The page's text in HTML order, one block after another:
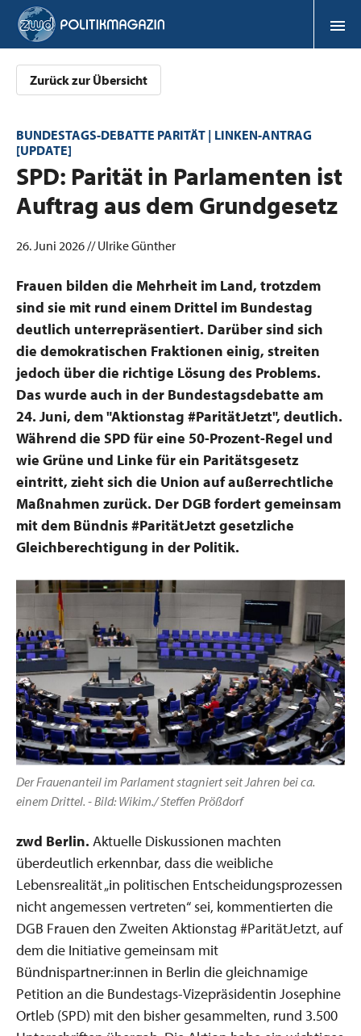
Zurück zur Übersicht
BUNDESTAGS-DEBATTE PARITÄT | LINKEN-ANTRAG
[UPDATE]
:SPD: Parität in Parlamenten ist
Auftrag aus dem Grundgesetz
26. Juni 2026 // Ulrike Günther
Frauen bilden die Mehrheit im Land, trotzdem
sind sie mit rund einem Drittel im Bundestag
deutlich unterrepräsentiert. Darüber sind sich
die demokratischen Fraktionen einig, streiten
jedoch über die richtige Lösung des Problems.
Das wurde auch in der Bundestagsdebatte am
24. Juni, dem "Aktionstag #ParitätJetzt", deutlich.
Während die SPD für eine 50-Prozent-Regel und
wie Grüne und Linke für ein Paritätsgesetz
eintritt, zieht sich die Union auf außerrechtliche
Maßnahmen zurück. Der DGB fordert gemeinsam
mit dem Bündnis #ParitätJetzt gesetzliche
Gleichberechtigung in der Politik.
Der Frauenanteil im Parlament stagniert seit Jahren bei ca.
einem Drittel. - Bild: Wikim./ Steffen Prößdorf
zwd Berlin. Aktuelle Diskussionen machten
überdeutlich erkennbar, dass die weibliche
Lebensrealität „in politischen Entscheidungsprozessen
nicht angemessen vertreten“ sei, kommentierten die
DGB Frauen den Zweiten Aktionstag #ParitätJetzt, auf
dem die Initiative gemeinsam mit
Bündnispartner:innen in Berlin die gleichnamige
Petition an die Bundestags-Vizepräsidentin Josephine
Ortleb (SPD) mit den bisher gesammelten, rund 3.500